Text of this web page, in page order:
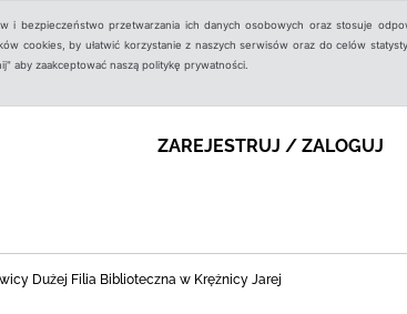
i bezpieczeństwo przetwarzania ich danych osobowych oraz stosuje
cookies, by ułatwić korzystanie z naszych serwisów oraz do celów
aby zaakceptować naszą politykę prywatności.
ZAREJESTRUJ / ZALOGUJ
Dużej Filia Biblioteczna w Krężnicy Jarej